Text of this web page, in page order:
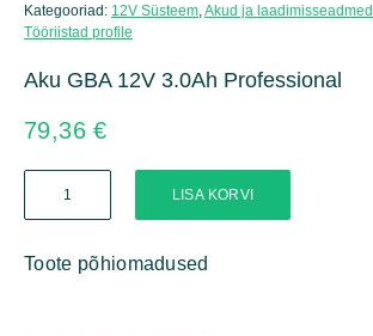
Kategooriad: 12V Süsteem Akud ja laadimisseadmed
Tööriistad profile
Aku GBA 12V 3.0Ah Professional
79,36€
12V
Professional
LISA KORVI
Toote põhiomadused